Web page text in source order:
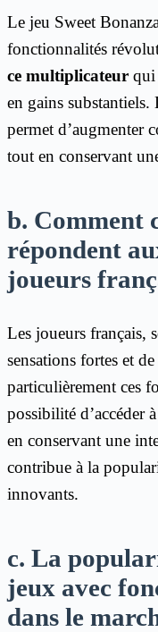
Le jeu Sweet
fonctionnalités
ce multiplicateur qui
en gains
permet d’augmenter
tout en conservant
b. Comment
répondent
joueurs
Les joueurs français,
sensations fortes et
particulièrement ces
possibilité d’accéder
en conservant une
contribue à la
innovants.
c. La
jeux avec
dans le